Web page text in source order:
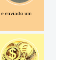
enviado um